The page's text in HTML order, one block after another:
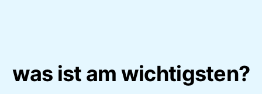
was ist am wichtigsten?